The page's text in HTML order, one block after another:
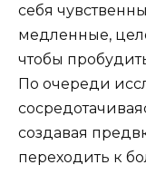
себя
медленные,
чтобы
По очереди
создавая
переходить к